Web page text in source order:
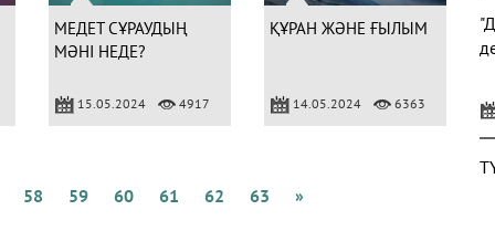
МЕДЕТ СҰРАУДЫҢ
МӘНІ НЕДЕ?
15.05.2024 4917
ҚҰРАН ЖӘНЕ ҒЫЛЫМ
14.05.2024 6363
58 59 60 61 62 63 »